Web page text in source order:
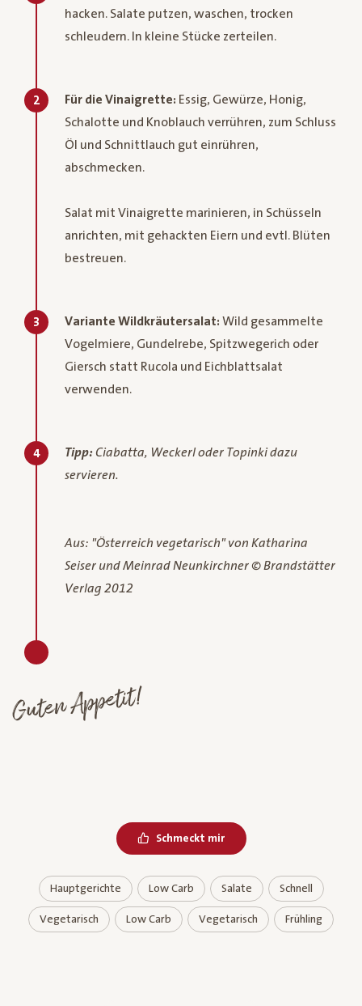
hacken. Salate putzen, waschen, trocken
schleudern. In kleine Stücke zerteilen.
2 Für die Vinaigrette: Essig, Gewürze, Honig,
Schalotte und Knoblauch verrühren, zum Schluss
Öl und Schnittlauch gut einrühren,
abschmecken.
Salat mit Vinaigrette marinieren, in Schüsseln
anrichten, mit gehackten Eiern und evtl. Blüten
bestreuen.
3 Variante Wildkräutersalat: Wild gesammelte
Vogelmiere, Gundelrebe, Spitzwegerich oder
Giersch statt Rucola und Eichblattsalat
verwenden.
4 Tipp: Ciabatta, Weckerl oder Topinki dazu
servieren.
Aus: "Österreich vegetarisch" von Katharina
Seiser und Meinrad Neunkirchner © Brandstätter
Verlag 2012
Guten Appetit!
Schmeckt mir
Hauptgerichte Low Carb Salate Schnell
Vegetarisch Low Carb Vegetarisch Frühling